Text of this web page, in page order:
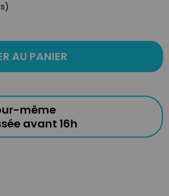
AU PANIER
même
avant 16h